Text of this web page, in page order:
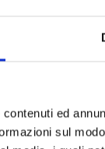
ed
sul
-